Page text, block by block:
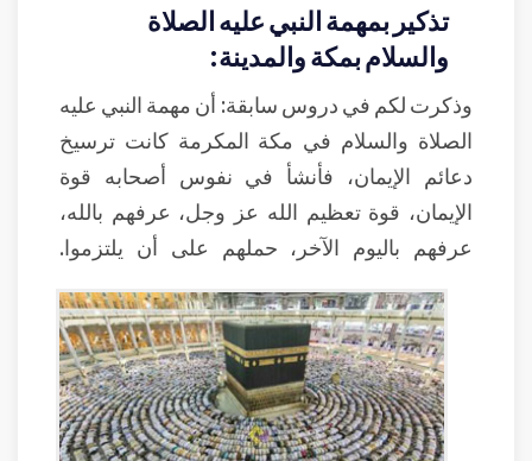
تذكير بمهمة النبي عليه الصلاة
والسلام بمكة والمدينة:
وذكرت لكم في دروس سابقة: أن مهمة النبي عليه
الصلاة والسلام في مكة المكرمة كانت ترسيخ
دعائم الإيمان، فأنشأ في نفوس أصحابه قوة
الإيمان، قوة تعظيم الله عز وجل، عرفهم بالله،
عرفهم باليوم الآخر، حملهم على أن يلتزموا.